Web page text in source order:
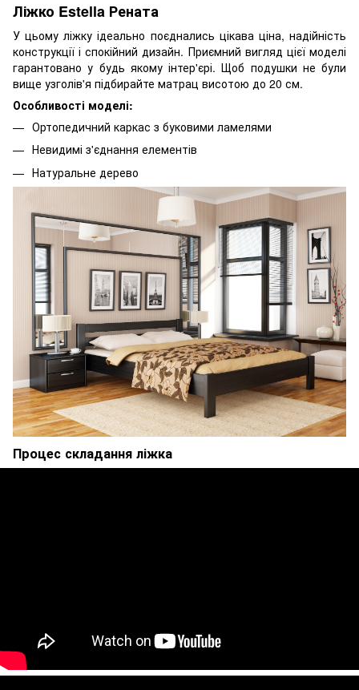
Ліжко Estella Рената
У цьому ліжку ідеально поєднались цікава ціна, надійність
конструкції і спокійний дизайн. Приємний вигляд цієї моделі
гарантовано у будь якому інтер'єрі. Щоб подушки не були
вище узголів'я підбирайте матрац висотою до 20 см.
Особливості моделі:
Ортопедичний каркас з буковими ламелями
Невидимі з'єднання елементів
Натуральне дерево
Процес складання ліжка